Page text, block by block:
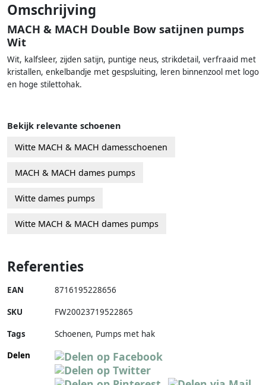
Omschrijving
MACH & MACH Double Bow satijnen pumps
Wit
Wit, kalfsleer, zijden satijn, puntige neus, strikdetail, verfraaid met
kristallen, enkelbandje met gespsluiting, leren binnenzool met logo
en hoge stilettohak.
Bekijk relevante schoenen
Witte MACH & MACH damesschoenen
MACH & MACH dames pumps
Witte dames pumps
Witte MACH & MACH dames pumps
Referenties
EAN 8716195228656
SKU FW20023719522865
Tags
Schoenen, Pumps met hak
Delen